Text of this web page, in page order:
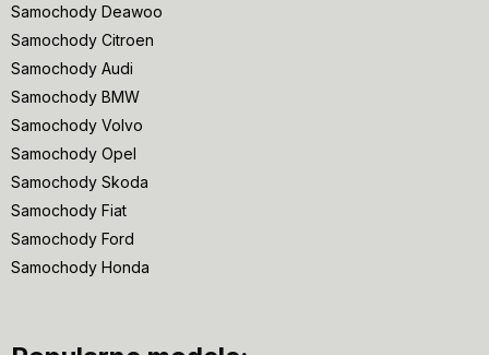
Samochody Deawoo
Samochody Citroen
Samochody Audi
Samochody BMW
Samochody Volvo
Samochody Opel
Samochody Skoda
Samochody Fiat
Samochody Ford
Samochody Honda